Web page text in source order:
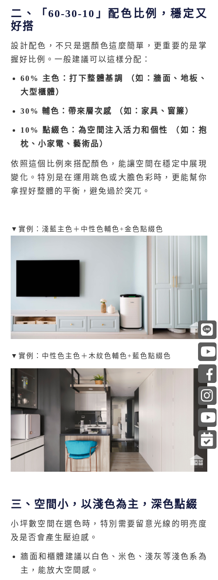
二、「60-30-10」配色比例，穩定又
好搭
設計配色，不只是選顏色這麼簡單，更重要的是掌
握好比例。一般建議可以這樣分配：
60% 主色：打下整體基調 （如：牆面、地板、
大型櫃體）
30%輔色：帶來層次感 （如：家具、窗簾）
10% 點綴色：為空間注入活力和個性 （如：抱
枕、小家電、藝術品）
依照這個比例來搭配顏色，能讓空間在穩定中展現
變化。特別是在運用跳色或大膽色彩時，更能幫你
拿捏好整體的平衡，避免過於突兀。
▼實例：淺藍主色＋中性色輔色+金色點綴色
▼實例： 中性色主色＋木紋色輔色+藍色點綴色
三、空間小，以淺色為主，深色點綴
小坪數空間在選色時，特別需要留意光線的明亮度
及是否會產生壓迫感。
牆面和櫃體建議以白色、米色、淺灰等淺色系為
主，能放大空間感。